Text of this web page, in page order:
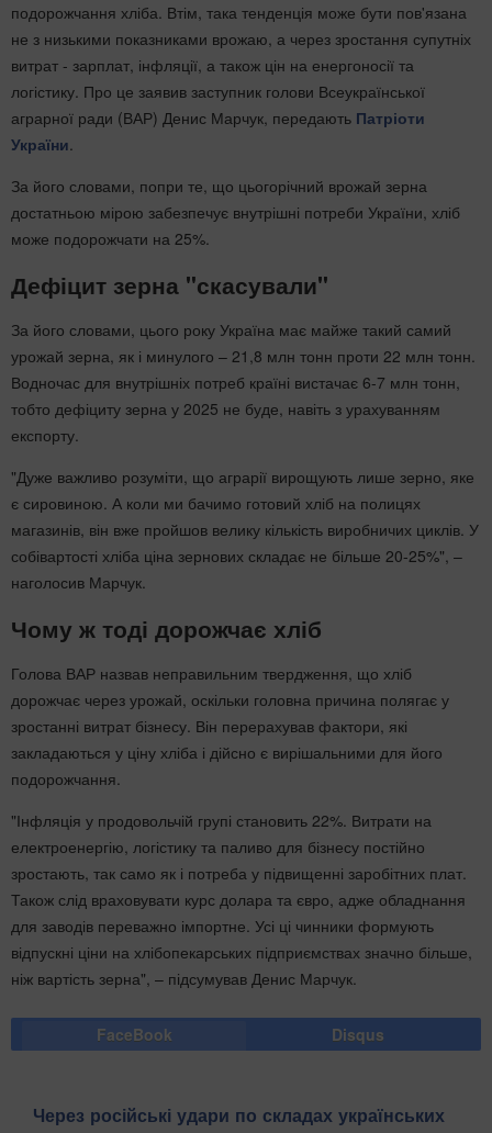
подорожчання хліба. Втім, така тенденція може бути пов'язана
не з низькими показниками врожаю, а через зростання супутніх
витрат - зарплат, інфляції, а також цін на енергоносії та
логістику. Про це заявив заступник голови Всеукраїнської
аграрної ради (ВАР) Денис Марчук, передають Патріоти
України.
За його словами, попри те, що цьогорічний врожай зерна
достатньою мірою забезпечує внутрішні потреби України, хліб
може подорожчати на 25%.
Дефіцит зерна "скасували"
За його словами, цього року Україна має майже такий самий
урожай зерна, як і минулого – 21,8 млн тонн проти 22 млн тонн.
Водночас для внутрішніх потреб країні вистачає 6-7 млн тонн,
тобто дефіциту зерна у 2025 не буде, навіть з урахуванням
експорту.
"Дуже важливо розуміти, що аграрії вирощують лише зерно, яке
є сировиною. А коли ми бачимо готовий хліб на полицях
магазинів, він вже пройшов велику кількість виробничих циклів. У
собівартості хліба ціна зернових складає не більше 20-25%", –
наголосив Марчук.
Чому ж тоді дорожчає хліб
Голова ВАР назвав неправильним твердження, що хліб
дорожчає через урожай, оскільки головна причина полягає у
зростанні витрат бізнесу. Він перерахував фактори, які
закладаються у ціну хліба і дійсно є вирішальними для його
подорожчання.
"Інфляція у продовольчій групі становить 22%. Витрати на
електроенергію, логістику та паливо для бізнесу постійно
зростають, так само як і потреба у підвищенні заробітних плат.
Також слід враховувати курс долара та євро, адже обладнання
для заводів переважно імпортне. Усі ці чинники формують
відпускні ціни на хлібопекарських підприємствах значно більше,
ніж вартість зерна", – підсумував Денис Марчук.
FaceBook Disqus
Через російські удари по складах українських